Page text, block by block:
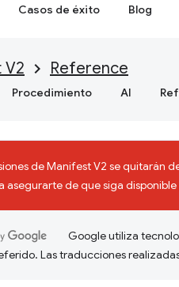
Casos de éxito Blog
V2 Reference
Procedimiento AI
de Manifest V2 se quitarán
asegurarte de que siga disponible
Google utiliza
Las traducciones